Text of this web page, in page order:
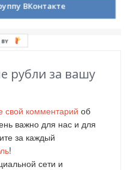
рубли за вашу
свой комментарий об
важно для нас и для
за каждый
!
сети и
ВКонтакте